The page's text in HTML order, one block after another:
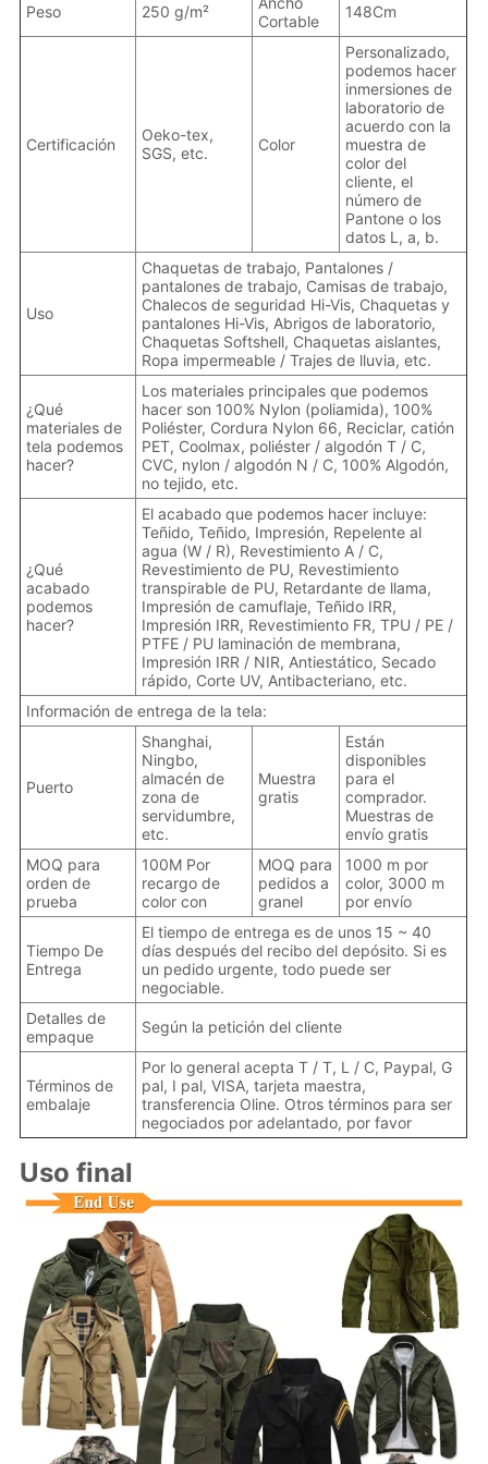
Peso 250 g/m²
Cortable
148Cm
Certificación
Oeko-tex,
SGS, etc.
Color
Personalizado,
podemos hacer
inmersiones de
laboratorio de
acuerdo con la
muestra de
color del
cliente, el
número de
Pantone o los
datos L, a, b.
Uso
Chaquetas de trabajo, Pantalones /
pantalones de trabajo, Camisas de trabajo,
Chalecos de seguridad Hi-Vis, Chaquetas y
pantalones Hi-Vis, Abrigos de laboratorio,
Chaquetas Softshell, Chaquetas aislantes,
Ropa impermeable / Trajes de lluvia, etc.
¿Qué
materiales de
tela podemos
hacer?
Los materiales principales que podemos
hacer son 100% Nylon (poliamida), 100%
Poliéster, Cordura Nylon 66, Reciclar, catión
PET, Coolmax, poliéster / algodón T / C,
CVC, nylon / algodón N / C, 100% Algodón,
no tejido, etc.
¿Qué
acabado
podemos
hacer?
El acabado que podemos hacer incluye:
Teñido, Teñido, Impresión, Repelente al
agua (W / R), Revestimiento A / C,
Revestimiento de PU, Revestimiento
transpirable de PU, Retardante de llama,
Impresión de camuflaje, Teñido IRR,
Impresión IRR, Revestimiento FR, TPU / PE /
PTFE / PU laminación de membrana,
Impresión IRR / NIR, Antiestático, Secado
rápido, Corte UV, Antibacteriano, etc.
Información de entrega de la tela:
Puerto
Shanghai,
Ningbo,
almacén de
zona de
servidumbre,
etc.
Muestra
gratis
Están
disponibles
para el
comprador.
Muestras de
envío gratis
MOQ para
orden de
prueba
100M Por
recargo de
color con
MOQ para
pedidos a
granel
1000 m por
color, 3000 m
por envío
Tiempo De
Entrega
El tiempo de entrega es de unos 15 ~ 40
días después del recibo del depósito. Si es
un pedido urgente, todo puede ser
negociable.
Detalles de
empaque
Según la petición del cliente
Términos de
embalaje
Por lo general acepta T / T, L / C, Paypal, G
pal, I pal, VISA, tarjeta maestra,
transferencia Oline. Otros términos para ser
negociados por adelantado, por favor
Uso final